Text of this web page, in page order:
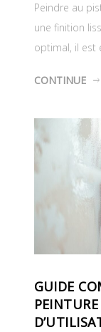
Peindre au
une finition
optimal, il est
CONTINUE
GUIDE